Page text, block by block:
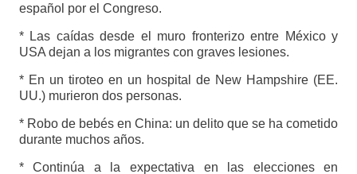
español por el Congreso.
* Las caídas desde el muro fronterizo entre México y
USA dejan a los migrantes con graves lesiones.
* En un tiroteo en un hospital de New Hampshire (EE.
UU.) murieron dos personas.
* Robo de bebés en China: un delito que se ha cometido
durante muchos años.
* Continúa a la expectativa en las elecciones en